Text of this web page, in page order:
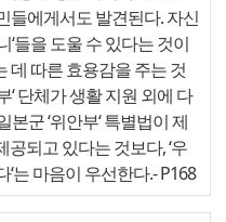
들에게서도 발견된다. 자신
‘들을 도울 수 있다는 것이
데 따른 효용감을 주는 것
‘ 단체가 생활 지원 외에 다
군 ‘위안부‘ 특별법이 제
되고 있다는 것보다, ‘우
‘는 마음이 우선한다.- P168